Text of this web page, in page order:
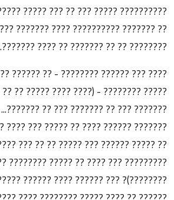
?? ??? ????? ?????????? ????? ?????
???? ??????? ???? ???????? ?????
???????? ?? ?? ??????? ?? ???? ???????.
???????? - ?? ?????? ?????? ?????? ??
- (???? ???? ????? ?? ?? ??????? ??? ??
??? ?? ???????... ??? ?? ???? ???
?? ????? ??? ???? ?? ??????? ??? ????
??? ????? ?? ?? ??? ??????? ??????
?? ????? ???????? ??? ???? ?? ???????
???? ?????? ??????? ??? ??? ??????